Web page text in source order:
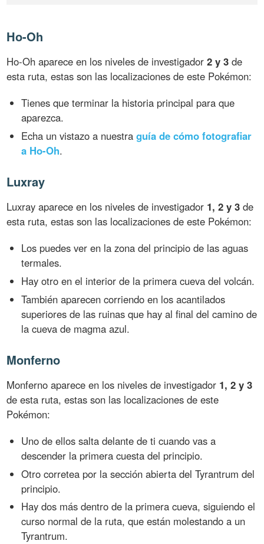
Ho-Oh
Ho-Oh aparece en los niveles de investigador2 y 3 de
esta ruta, estas son las localizaciones de este Pokémon:
Tienes que terminar la historia principal para que
aparezca.
Echa un vistazo a nuestraguía de cómo fotografiar
a Ho-Oh.
Luxray
Luxray aparece en los niveles de investigador 1, 2 y 3 de
esta ruta, estas son las localizaciones de este Pokémon:
Los puedes ver en la zona del principio de las aguas
termales.
Hay otro en el interior de la primera cueva del volcán.
También aparecen corriendo en los acantilados
superiores de las ruinas que hay al final del camino de
la cueva de magma azul.
Monferno
Monferno aparece en los niveles de investigador 1, 2 y 3
de esta ruta, estas son las localizaciones de este
Pokémon:
Uno de ellos salta delante de ti cuando vas a
descender la primera cuesta del principio.
Otro corretea por la sección abierta del Tyrantrum del
principio.
Hay dos más dentro de la primera cueva, siguiendo el
curso normal de la ruta, que están molestando a un
Tyrantrum.